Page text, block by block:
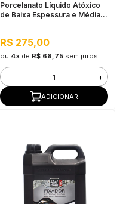
Porcelanato Líquido Atóxico
de Baixa Espessura e Média
Interno e Externo
R$ 275,00
ou 4xde R$ 68,75 sem juros
- +
ADICIONAR